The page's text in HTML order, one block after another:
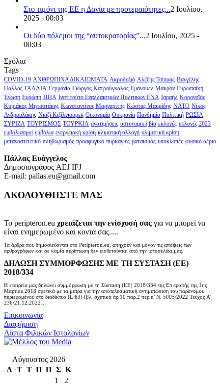
Στο τιμόνι της ΕΕ η Δανία με προτεραιότητες...2 Ιουλίου,
2025 - 00:03
Οι δύο πόλεμοι της “αυτοκρατορίας”...2 Ιουλίου, 2025 -
00:03
Σχόλια
Tags
COVID-19 ΑΝΘΡΩΠΙΝΑ ΔΙΚΑΙΩΜΑΤΑ Ακροδεξιά Αλέξης Τσίπρας Βαγγέλης
Πάλλας ΓΑΛΛΙΑ Γερμανία Γιώργος Κατρούγκαλος Εμάνουελ Μακρόν Ευρωπαϊκή
Ένωση Ευρώπη ΗΠΑ Ινστιτούτο Εναλλακτικών Πολιτικών ΕΝΑ Ισραήλ Κορονοϊός
Κυριάκος Μητσοτάκης Κωνσταντίνος Μαργαρίτης Κώστας Μαυρίδης ΝΑΤΟ Νίκος
Ανδρουλάκης Νιαζί Κιζίλγιουρεκ Οικονομία Ουκρανία Πανδημία Πολιτική ΡΩΣΙΑ
ΣΥΡΙΖΑ ΤΟΥΡΙΣΜΟΣ ΤΟΥΡΚΙΑ ανατιμήσεις αστυνομική βία εκλογές εκλογές 2023
εμβολιασμοί εμβόλια ενεργειακή κρίση κλιματική αλλαγή κλιματική κρίση
μεταναστευτικό πληθωρισμός προσφυγικό πυρκαγιές ρατσισμός υποκλοπές φυσικό αέριο
Πάλλας Ευάγγελος
Δημοσιογράφος AEJ ΙFJ
E-mail: pallas.eu@gmail.com
ΑΚΟΛΟΥΘΗΣΤΕ ΜΑΣ
Το peripteron.eu χρειάζεται την ενίσχυσή σας για να μπορεί να
είναι ενημερωμένο και κοντά σας.....
Τα άρθρα που δημοσιεύονται στο Peripteron.eu, απηχούν και μόνον τις απόψεις των
αρθρογράφων και σε καμία περίπτωση δεν υιοθετούνται από την ιστοσελίδα μας.
ΔΗΛΩΣΗ ΣΥΜΜΟΡΦΩΣΗΣ ΜΕ ΤΗ ΣΥΣΤΑΣΗ (ΕΕ)
2018/334
Η εταιρεία μας δηλώνει συμμόρφωση με τη Σύσταση (ΕΕ) 2018/334 της Επιτροπής της 1ης
Μαρτίου 2018 σχετικά με τα μέτρα για την αποτελεσματική αντιμετώπιση του παράνομου
περιεχομένου στο διαδίκτυο (L 63) [βλ. σχετικά άρ.10 παρ.2 περ.ε’ Ν. 5005/2022 Τεύχος A’
236/21.12.2022].
Επικοινωνία
Διαφήμιση
Λίστα Φιλικών Ιστολογίων
Αύγουστος 2026
Δ Τ Τ Π Π Σ Κ
1
2